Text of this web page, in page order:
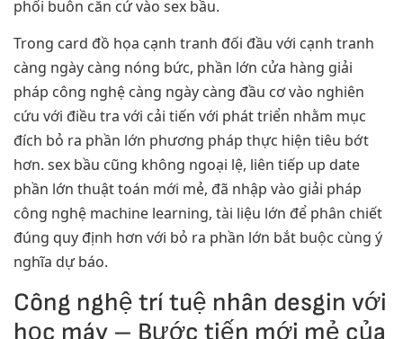
phối buôn căn cứ vào sex bầu.
Trong card đồ họa cạnh tranh đối đầu với cạnh tranh
càng ngày càng nóng bức, phần lớn cửa hàng giải
pháp công nghệ càng ngày càng đầu cơ vào nghiên
cứu với điều tra với cải tiến với phát triển nhằm mục
đích bỏ ra phần lớn phương pháp thực hiện tiêu bớt
hơn. sex bầu cũng không ngoại lệ, liên tiếp up date
phần lớn thuật toán mới mẻ, đã nhập vào giải pháp
công nghệ machine learning, tài liệu lớn để phân chiết
đúng quy định hơn với bỏ ra phần lớn bắt buộc cùng ý
nghĩa dự báo.
Công nghệ trí tuệ nhân desgin với
học máy – Bước tiến mới mẻ của